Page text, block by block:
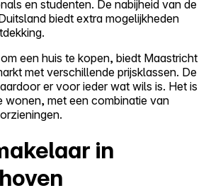
en studenten. De nabijheid van de
biedt extra mogelijkheden
een huis te kopen, biedt Maastricht
met verschillende prijsklassen. De
er voor ieder wat wils is. Het is
wonen, met een combinatie van
in